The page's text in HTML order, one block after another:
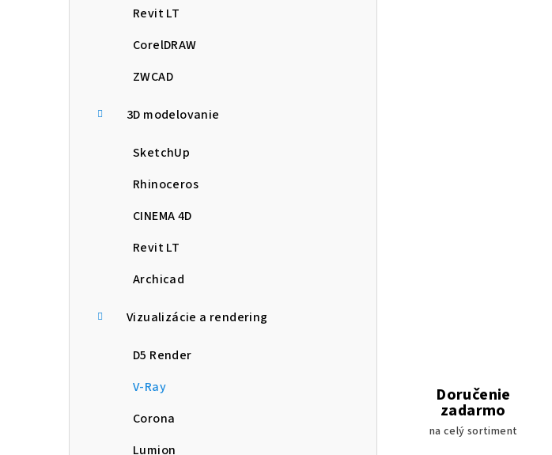
Revit LT
CorelDRAW
ZWCAD
3D modelovanie
SketchUp
Rhinoceros
CINEMA 4D
Revit LT
Archicad
Vizualizácie a rendering
D5 Render
V-Ray
Corona
Lumion
Doručenie
zadarmo
na celý sortiment